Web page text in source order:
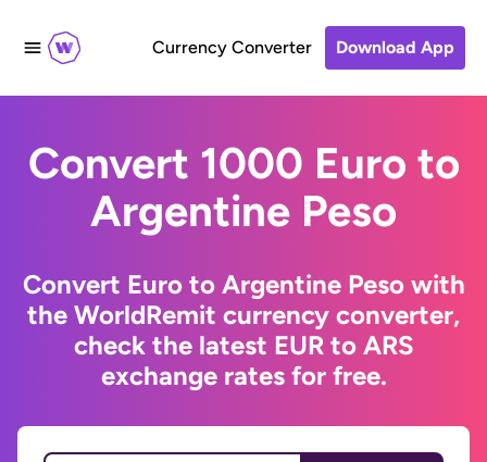
Currency Converter Download App
Convert 1000 Euro to
Argentine Peso
Convert Euro to Argentine Peso with
the WorldRemit currency converter,
check the latest EUR to ARS
exchange rates for free.